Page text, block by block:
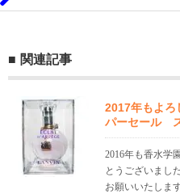
関連記事
2017年もよろ
パーセール
2016年も香水学
とうございまし
お願いいたしま